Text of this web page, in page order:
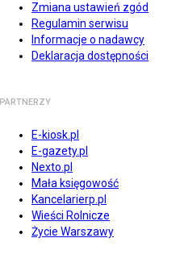
Zmiana ustawień zgód
Regulamin serwisu
Informacje o nadawcy
Deklaracja dostępności
PARTNERZY
E-kiosk.pl
E-gazety.pl
Nexto.pl
Mała księgowość
Kancelarierp.pl
Wieści Rolnicze
Życie Warszawy